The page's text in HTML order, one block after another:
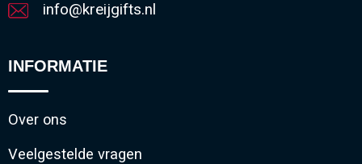
info@kreijgifts.nl
INFORMATIE
Over ons
Veelgestelde vragen